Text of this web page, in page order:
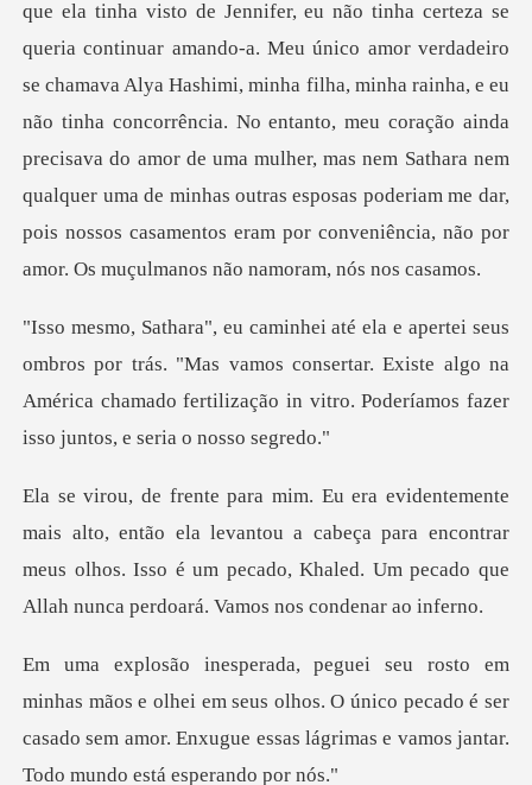
o
se chamava Alya Hashimi, minha filha, minha rainha, e eu
não tinha concorrência. No entanto, meu coração ainda
precisava do amor de uma mulher, mas nem Sathara
trás. "Mas vamos consertar. Existe algo na
América chamado fertiliz
ela levantou a cabeça para encontrar
meus olhos. Isso é um pecado, Kha
ei em seus olhos. O único pecado é ser
casado sem amor. Enxugue e